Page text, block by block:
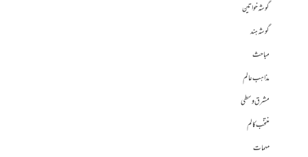
گوشہ خواتین
گوشہ ہند
مباحث
مذاہب عالم
مشرق وسطی
منتخب کالم
مہمات